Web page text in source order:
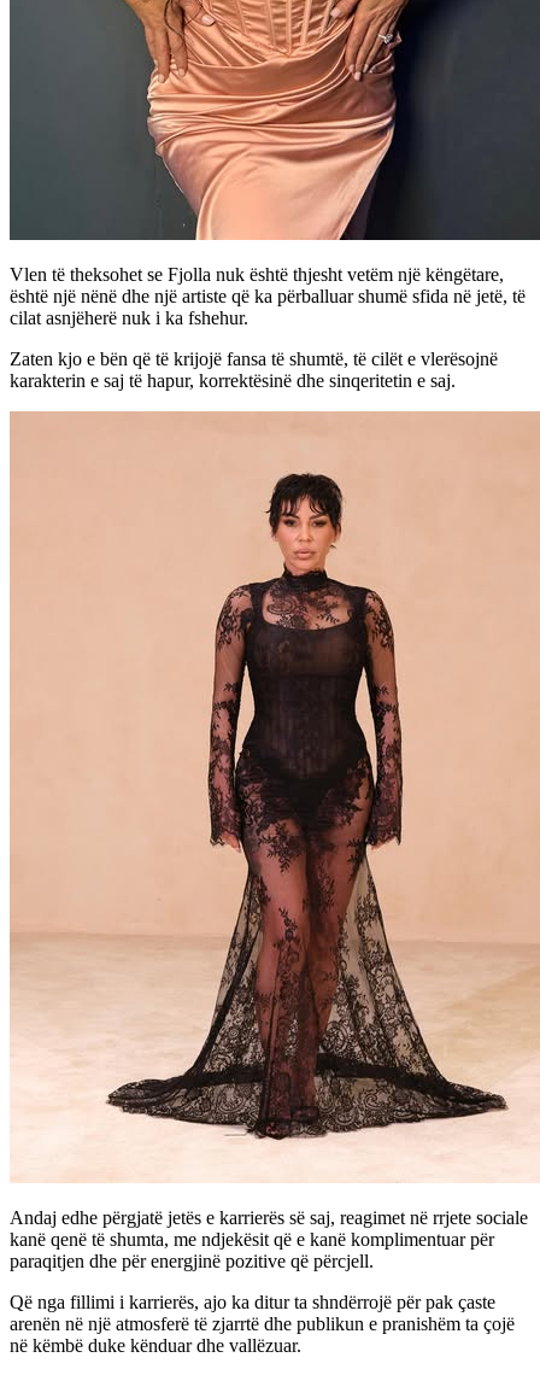
Vlen të theksohet se Fjolla nuk është thjesht vetëm një këngëtare,
është një nënë dhe një artiste që ka përballuar shumë sfida në jetë, të
cilat asnjëherë nuk i ka fshehur.
Zaten kjo e bën që të krijojë fansa të shumtë, të cilët e vlerësojnë
karakterin e saj të hapur, korrektësinë dhe sinqeritetin e saj.
Andaj edhe përgjatë jetës e karrierës së saj, reagimet në rrjete sociale
kanë qenë të shumta, me ndjekësit që e kanë komplimentuar për
paraqitjen dhe për energjinë pozitive që përcjell.
Që nga fillimi i karrierës, ajo ka ditur ta shndërrojë për pak çaste
arenën në një atmosferë të zjarrtë dhe publikun e pranishëm ta çojë
në këmbë duke kënduar dhe vallëzuar.